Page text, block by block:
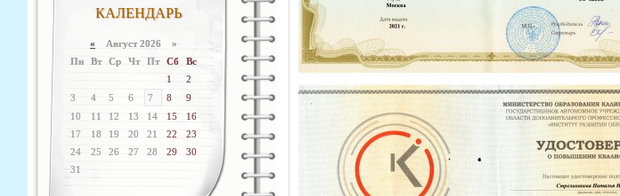
КАЛЕНДАРЬ
« Август 2026 »
Пн
Вт Ср Чт Пт Сб
Вс
1
2
3
4 5 6 7 8
9
10
11 12 13 14 15
16
17
18 19 20 21 22
23
24
25 26 27 28 29
30
31